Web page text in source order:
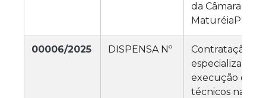
da Câmara
MaturéiaPB.
00006/2025 DISPENSA Nº
Contratação
especializada
execução de
técnicos na